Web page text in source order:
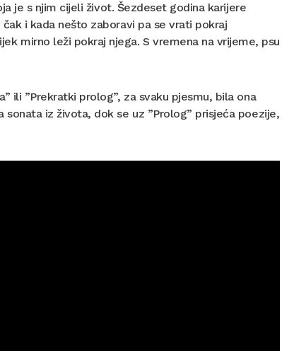
je s njim cijeli život. Šezdeset godina karijere
i kada nešto zaboravi pa se vrati pokraj
mirno leži pokraj njega. S vremena na vrijeme, psu
ili ”Prekratki prolog”, za svaku pjesmu, bila ona
sonata iz života, dok se uz ”Prolog” prisjeća poezije,